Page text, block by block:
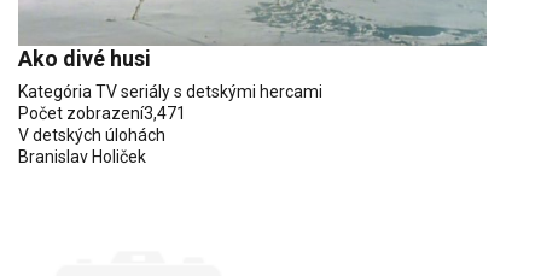
Ako divé husi
Kategória TV seriály s detskými hercami
Počet zobrazení3,471
V detských úlohách
Branislav Holiček